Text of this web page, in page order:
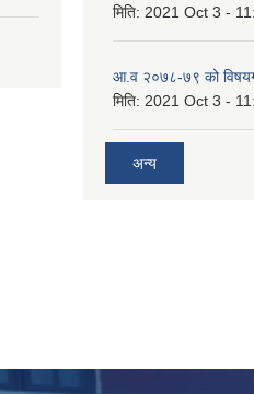
मिति: 2021 Oct 3 -
आ.व २०७८-७९ को
मिति: 2021 Oct 3 -
अन्य